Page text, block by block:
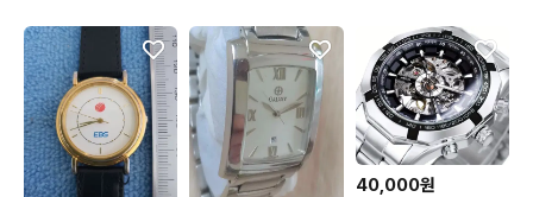
40,000원